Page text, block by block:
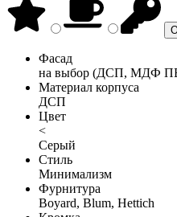
Фасад
на выбор (ДСП, МДФ
Материал корпуса
ДСП
Цвет
<
Серый
Стиль
Минимализм
Фурнитура
Boyard, Blum, Hettich